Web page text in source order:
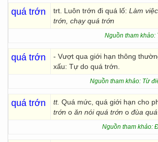
quá trớn trt. Luôn trớn đi quá lố: Làm
trớn, chạy quá trớn
Nguồn tham
quá trớn
- Vượt qua giới hạn thông
xấu: Tự do quá trớn.
Nguồn tham khảo: Từ
quá trớn tt. Quá mức, quá giới hạn cho
trớn o ăn nói quá trớn o đùa quá
Nguồn tham khảo: